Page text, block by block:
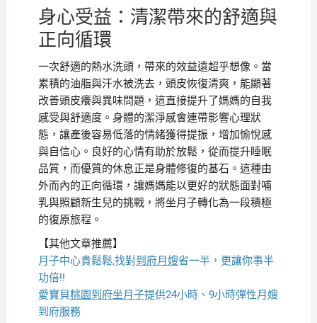
身心受益：清潔帶來的舒適與
正向循環
一次舒適的熱水洗頭，帶來的效益遠超乎想像。當
累積的油脂與汗水被洗去，頭皮恢復清爽，能顯著
改善頭皮癢與異味問題，這直接提升了媽媽的自我
感受與舒適度。身體的潔淨感會連帶影響心理狀
態，讓產後容易低落的情緒獲得提振，增加愉悅感
與自信心。良好的心情有助於放鬆，從而提升睡眠
品質，而優質的休息正是身體修復的基石。這種由
外而內的正向循環，讓媽媽能以更好的狀態面對哺
乳與照顧新生兒的挑戰，將坐月子轉化為一段積極
的復原旅程。
【其他文章推薦】
月子中心貴鬆鬆,找對到府月嫂省一半，更讓你事半
功倍!!
愛寶貝桃園到府坐月子提供24小時、9小時彈性月嫂
到府服務